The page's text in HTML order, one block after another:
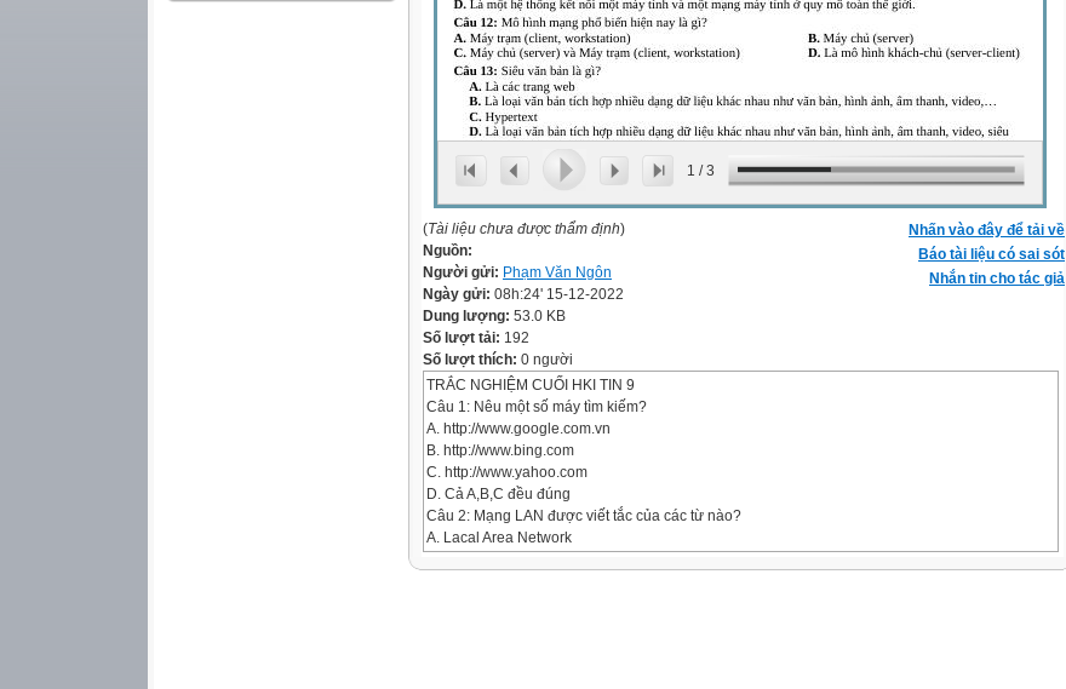
1 /3
Nhấn vào đây để tải về
Báo tài liệu có sai sót
Nhắn tin cho tác giả
(Tài liệu chưa được thẩm định)
Nguồn:
Người gửi: Phạm Văn Ngôn
Ngày gửi: 08h:24' 15-12-2022
Dung lượng: 53.0 KB
Số lượt tải: 192
Số lượt thích: 0 người
TRẮC NGHIỆM CUỐI HKI TIN 9
Câu 1: Nêu một số máy tìm kiếm?
A. http://www.google.com.vn
B. http://www.bing.com
C. http://www.yahoo.com
D. Cả A,B,C đều đúng
Câu 2: Mạng LAN được viết tắc của các từ nào?
A. Lacal Area Network